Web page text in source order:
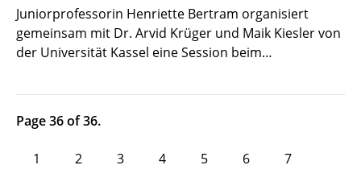
Juniorprofessorin Henriette Bertram organisiert
gemeinsam mit Dr. Arvid Krüger und Maik Kiesler von
der Universität Kassel eine Session beim…
Page 36 of 36.
1 2 3 4 5 6 7